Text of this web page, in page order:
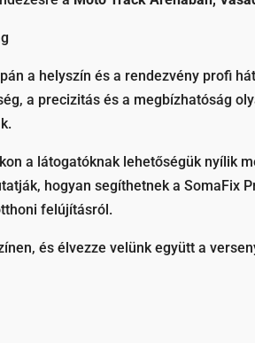
a helyszín és a rendezvény profi
a precizitás és a megbízhatóság
a látogatóknak lehetőségük nyílik
hogyan segíthetnek a SomaFix
felújításról.
és élvezze velünk együtt a